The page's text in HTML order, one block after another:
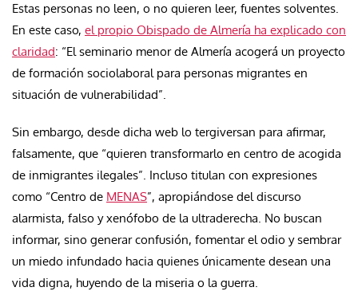
Estas personas no leen, o no quieren leer, fuentes solventes.
En este caso, el propio Obispado de Almería ha explicado con
claridad: “El seminario menor de Almería acogerá un proyecto
de formación sociolaboral para personas migrantes en
situación de vulnerabilidad”.
Sin embargo, desde dicha web lo tergiversan para afirmar,
falsamente, que “quieren transformarlo en centro de acogida
de inmigrantes ilegales”. Incluso titulan con expresiones
como “Centro de MENAS”, apropiándose del discurso
alarmista, falso y xenófobo de la ultraderecha. No buscan
informar, sino generar confusión, fomentar el odio y sembrar
un miedo infundado hacia quienes únicamente desean una
vida digna, huyendo de la miseria o la guerra.